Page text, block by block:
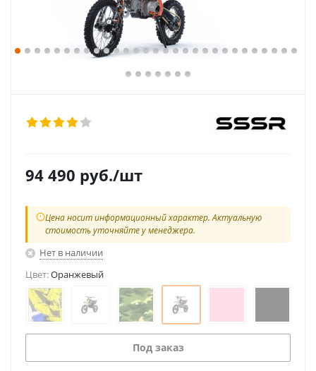
94 490 руб./шт
Цена носит информационный характер. Актуальную
стоимость уточняйте у менеджера.
Нет в наличии
Цвет:Оранжевый
Под заказ